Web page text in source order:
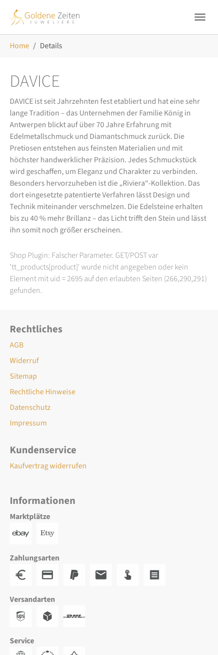
Home Details
DAVICE
DAVICE ist seit Jahrzehnten fest etabliert und hat eine sehr
lange Tradition – das Unternehmen der Familie König in
Antwerpen blickt auf über 70 Jahre Erfahrung mit
Edelmetallschmuck und Diamantschmuck zurück. Die
Pretiosen entstehen aus feinsten Materialien und mit
höchster handwerklicher Präzision. Jedes Schmuckstück
wird geschaffen, um Eleganz und Charakter zu verbinden.
Besonders hervorzuheben ist die „Riviera“-Kollektion. Das
dort eingesetzte patentierte Verfahren lässt Design und
Technik miteinander verschmelzen. Die Edelsteine erhalten
bis zu 40 % mehr Brillanz – das Licht trifft den Stein und lässt
ihn somit noch größer erscheinen.
Shop Plugin: Falscher Parameter. GET/POST var
'tt_products[product]' wurde nicht angegeben oder kein
Element mit uid = 2695 auf den erlaubten Seiten (266,290,291)
gefunden.
Rechtliches
AGB
Widerruf
Sitemap
Rechtliche Hinweise
Datenschutz
Impressum
Kundenservice
Kaufvertrag widerrufen
Informationen
Marktplätze
Zahlungsarten
Versandarten
Service